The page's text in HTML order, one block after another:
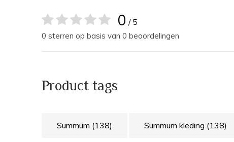
0 / 5
0 sterren op basis van 0 beoordelingen
Product tags
Summum (138) Summum kleding (138)